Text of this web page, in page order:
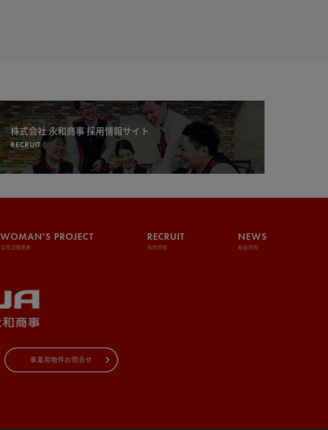
株式会社 永和商事 採用情報サイト
RECRUIT
WOMAN'S PROJECT
女性活躍推進
RECRUIT
採用情報
NEWS
新着情報
事業用物件お問合せ